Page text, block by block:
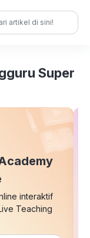
Super
interaktif
Teaching